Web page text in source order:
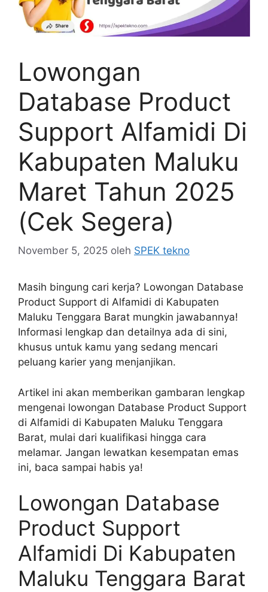
Lowongan
Database Product
Support Alfamidi Di
Kabupaten Maluku
Maret Tahun 2025
(Cek Segera)
November 5, 2025 oleh SPEK tekno
Masih bingung cari kerja? Lowongan Database
Product Support di Alfamidi di Kabupaten
Maluku Tenggara Barat mungkin jawabannya!
Informasi lengkap dan detailnya ada di sini,
khusus untuk kamu yang sedang mencari
peluang karier yang menjanjikan.
Artikel ini akan memberikan gambaran lengkap
mengenai lowongan Database Product Support
di Alfamidi di Kabupaten Maluku Tenggara
Barat, mulai dari kualifikasi hingga cara
melamar. Jangan lewatkan kesempatan emas
ini, baca sampai habis ya!
Lowongan Database
Product Support
Alfamidi Di Kabupaten
Maluku Tenggara Barat